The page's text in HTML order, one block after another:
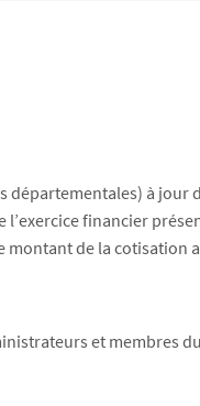
à
financier
montant de la cotisation
et membres